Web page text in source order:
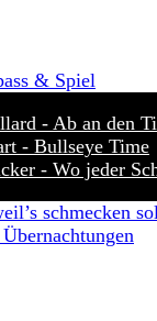
& Spiel
- Ab an den
- Bullseye Time
- Wo jeder
schmecken